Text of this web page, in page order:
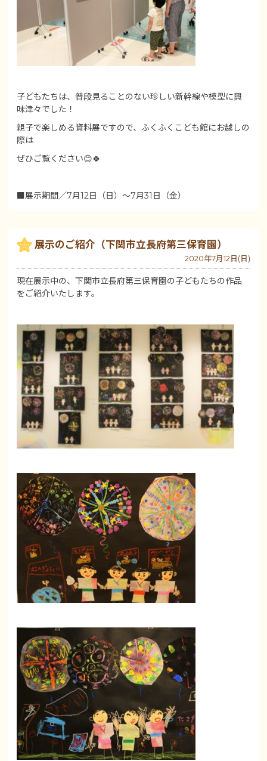
子どもたちは、普段見ることのない珍しい新幹線や模型に興
味津々でした！
親子で楽しめる資料展ですので、ふくふくこども館にお越しの
際は
ぜひご覧ください😊🍀
■展示期間／7月12日（日）～7月31日（金）
展示のご紹介（下関市立長府第三保育園）
2020年7月12日(日)
現在展示中の、下関市立長府第三保育園の子どもたちの作品
をご紹介いたします。